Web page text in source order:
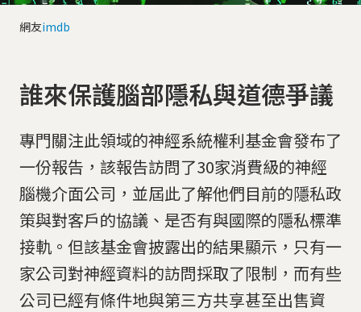
網友imdb
誰來保護腦部隱私與道德爭議
專門關注此領域的神經系統權利基金會發布了
一份報告，該報告訪問了30家消費級的神經
腦機介面公司，並屆此了解他們目前的隱私政
策與對客戶的協議、是否有與國際的隱私標準
接軌。但該基金會披露出的結果顯示，只有一
家公司對神經資料的訪問採取了限制，而有些
公司已經有條件地與第三方共享甚至出售資